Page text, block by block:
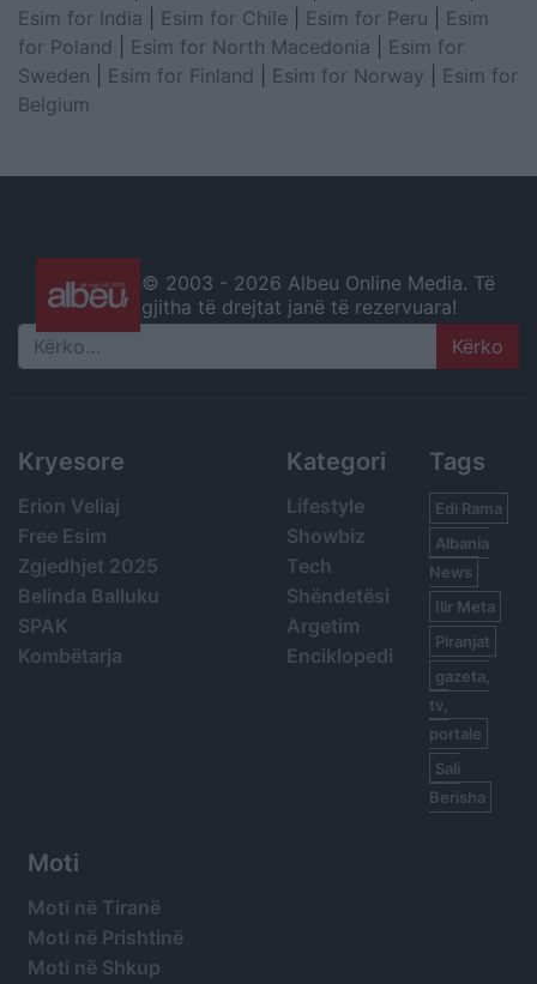
Esim for India
Esim for Chile Esim for Peru
Esim
for Poland
Esim for North Macedonia
Esim for
Sweden
Esim for Finland Esim for Norway
Esim for
Belgium
© 2003 - 2026 Albeu Online Media. Të
gjitha të drejtat janë të rezervuara!
Search
Kryesore
Erion Veliaj
Free Esim
Zgjedhjet 2025
Belinda Balluku
SPAK
Kombëtarja
Kategori
Lifestyle
Showbiz
Tech
Shëndetësi
Argetim
Enciklopedi
Tags
Edi Rama
Albania
News
Ilir Meta
Piranjat
gazeta,
tv,
portale
Sali
Berisha
Moti
Moti në Tiranë
Moti në Prishtinë
Moti në Shkup